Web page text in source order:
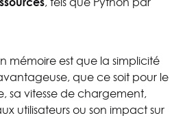
mémoire est que la simplicité
que ce soit pour le
sa vitesse de chargement,
utilisateurs ou son impact sur